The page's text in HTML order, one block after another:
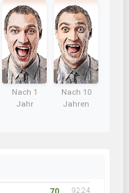
Nach 1
Jahr
Nach 10
Jahren
92:24